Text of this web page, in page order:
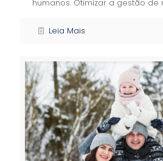
humanos. Otimizar a gestão de
Leia Mais